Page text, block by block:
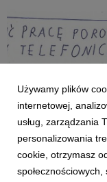
AKTUALNOŚCI
TOK FM i
Używamy plików
internetowej,
usług, zarządzania
personalizowania
cookie, otrzymasz